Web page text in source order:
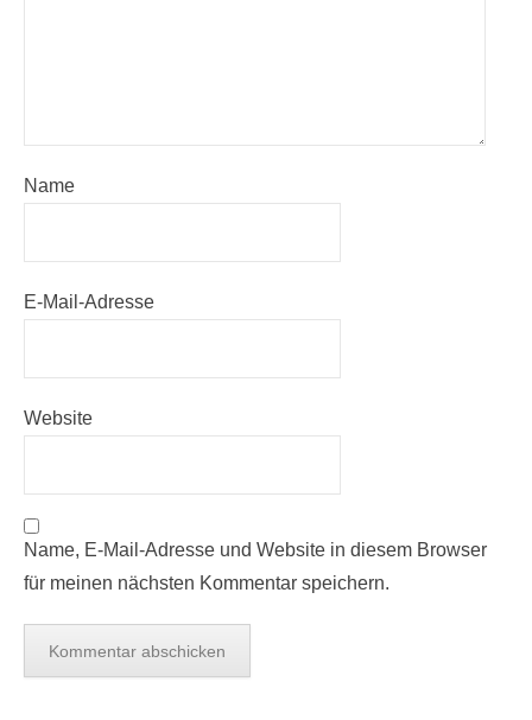
Name
E-Mail-Adresse
Website
Name, E-Mail-Adresse und Website in diesem Browser
für meinen nächsten Kommentar speichern.